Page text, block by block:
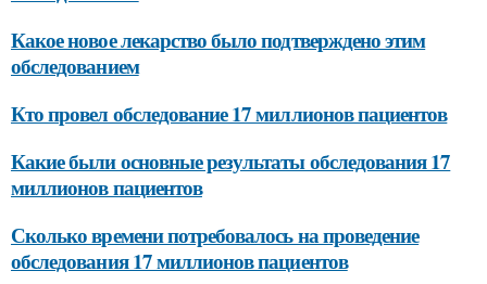
Какое новое лекарство было подтверждено этим
обследованием
Кто провел обследование 17 миллионов пациентов
Какие были основные результаты обследования 17
миллионов пациентов
Сколько времени потребовалось на проведение
обследования 17 миллионов пациентов